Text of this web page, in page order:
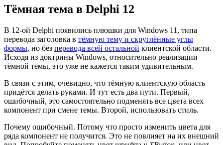
Тёмная тема в Delphi 12
В 12-ой Delphi появились плюшки для Windows 11, типа
перевода заголовка в тёмную тему и скруглённые углы
формы, но без перевода всей остальной клиентской области.
Исходя из доктрины Windows, относительно реализации
тёмной темы, это уже не кажется таким удивительным.
В связи с этим, очевидно, что тёмную клиентскую область
придётся делать руками. И тут есть два пути. Первый,
ошибочный, это самостоятельно подменять все цвета всех
компонент при смене темы. Второй, использовать стиль.
Почему ошибочный. Потому что просто изменить цвета для
ряда компонент не получится. Это не повлияет на их внешний